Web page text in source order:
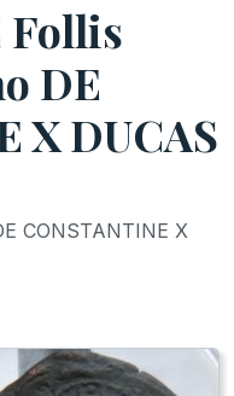
Follis
DE
X DUCAS
CONSTANTINE X